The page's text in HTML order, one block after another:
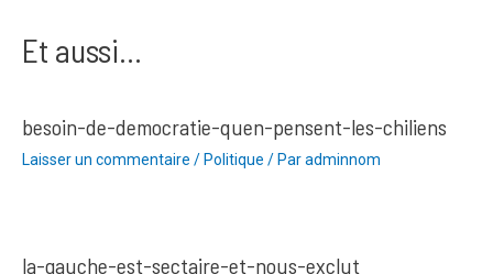
Et aussi...
besoin-de-democratie-quen-pensent-les-chiliens
Laisser un commentaire / Politique / Paradminnom
la-gauche-est-sectaire-et-nous-exclut